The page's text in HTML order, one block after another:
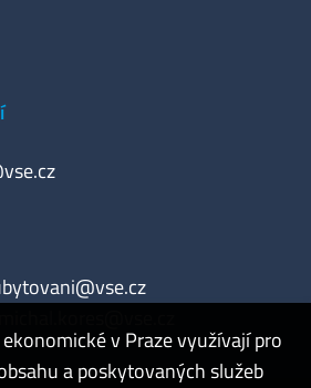
v Praze využívají pro
a poskytovaných služeb